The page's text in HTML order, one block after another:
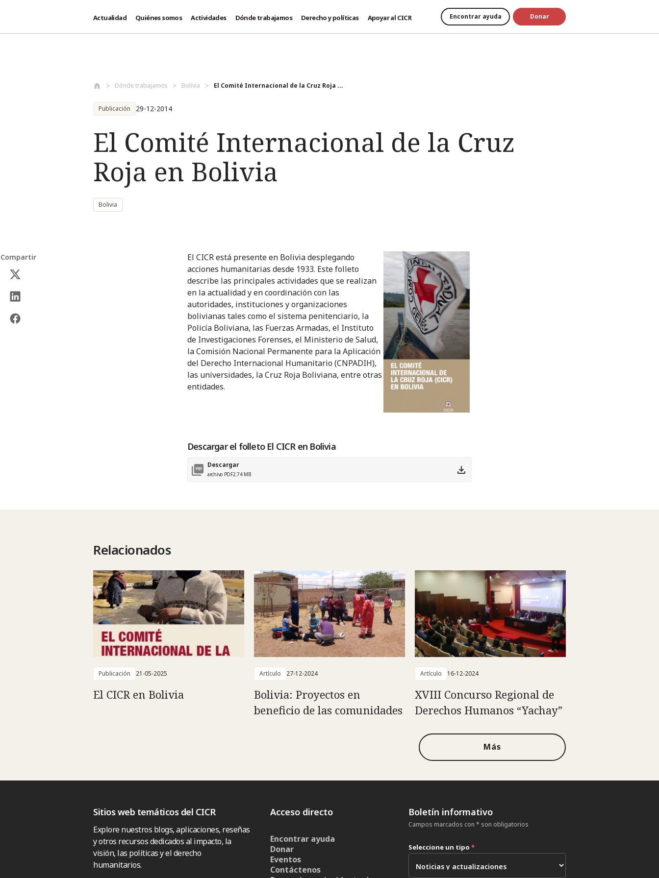
Actualidad Quiénes somos Actividades Dónde trabajamos Derecho y políticas Apoyar al CICR Encontrar ayuda Donar
Dónde trabajamos Bolivia El Comité Internacional de la Cruz Roja ...
Publicación 29-12-2014
El Comité Internacional de la Cruz
Roja en Bolivia
Bolivia
Compartir
El CICR está presente en Bolivia desplegando
acciones humanitarias desde 1933. Este folleto
describe las principales actividades que se realizan
en la actualidad y en coordinación con las
autoridades, instituciones y organizaciones
bolivianas tales como el sistema penitenciario, la
Policía Boliviana, las Fuerzas Armadas, el Instituto
de Investigaciones Forenses, el Ministerio de Salud,
la Comisión Nacional Permanente para la Aplicación
del Derecho Internacional Humanitario (CNPADIH),
las universidades, la Cruz Roja Boliviana, entre otras
entidades.
Descargar el folleto El CICR en Bolivia
Descargar
archivo PDF2.74 MB
Relacionados
Publicación 21-05-2025
El CICR en Bolivia
Artículo 27-12-2024
Bolivia: Proyectos en
beneficio de las comunidades
Artículo 16-12-2024
XVIII Concurso Regional de
Derechos Humanos “Yachay”
Más
Sitios web temáticos del CICR
Explore nuestros blogs, aplicaciones, reseñas
y otros recursos dedicados al impacto, la
visión, las políticas y el derecho
humanitarios.
Acceso directo
Encontrar ayuda
Donar
Eventos
Contáctenos
Boletín informativo
Campos marcados con * son obligatorios
Seleccione un tipo *